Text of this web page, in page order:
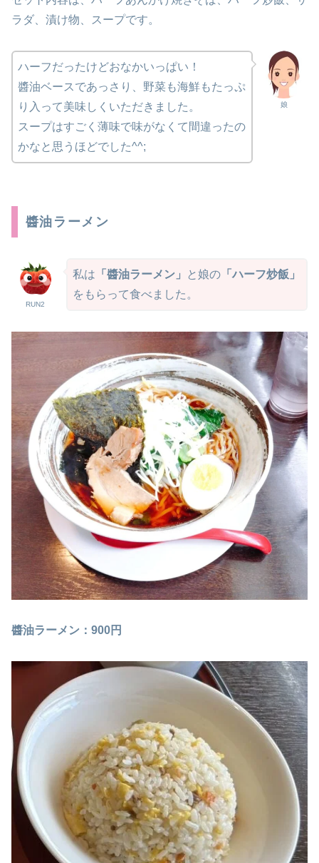
ラダ、漬け物、スープです。
娘
ハーフだったけどおなかいっぱい！
醬油ベースであっさり、野菜も海鮮もたっぷ
り入って美味しくいただきました。
スープはすごく薄味で味がなくて間違ったの
かなと思うほどでした^^;
醬油ラーメン
RUN2
私は 「醬油ラーメン」 と娘の「ハーフ炒飯」
をもらって食べました。
醬油ラーメン：900円